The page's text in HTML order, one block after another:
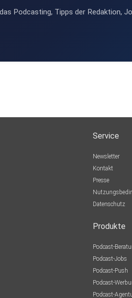
Podcasting, Tipps der Redaktion,
Service
Newsletter
Kontakt
Presse
Datenschutz
Produkte
Podcast-
Podcast-Jobs
Podcast-Push
Podcast-
Podcast-